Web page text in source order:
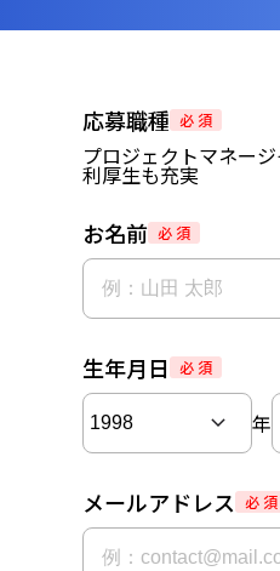
応募職種 必 須
プロジェクトマネー
利厚生も充実
お名前 必 須
生年月日 必 須
年
メールアドレス 必 須